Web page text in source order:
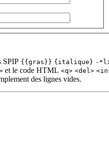
SPIP {{gras}} {italique} -
et le code HTML <q> <del>
des lignes vides.